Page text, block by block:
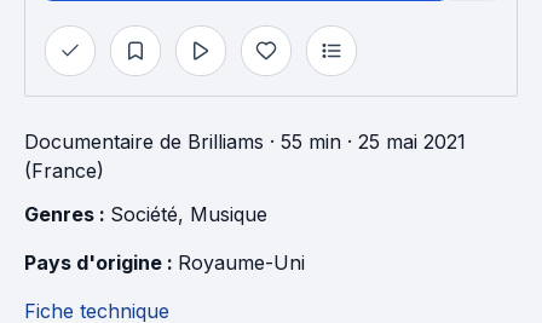
Documentaire de Brilliams · 55 min · 25 mai 2021
(France)
Genres : Société, Musique
Pays d'origine : Royaume-Uni
Fiche technique